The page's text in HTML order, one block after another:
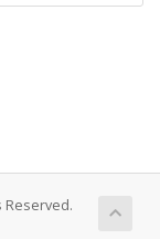
Reserved.